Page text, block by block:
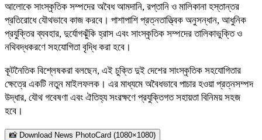
আলোকে সাংস্কৃতিক সম্পদের অবৈধ আমদানি, রপ্তানি ও মালিকানা হস্তান্তর
প্রতিরোধে যৌথভাবে কাজ করবে। পাশাপাশি প্রত্নতাত্ত্বিক অনুসন্ধান, আধুনিক
প্রযুক্তির ব্যবহার, দুর্যোগঝুঁকি হ্রাস এবং সাংস্কৃতিক সম্পদের তালিকাভুক্তি ও
নথিবদ্ধকরণে সহযোগিতা বৃদ্ধি করা হবে।
কূটনৈতিক বিশ্লেষকরা বলছেন, এই চুক্তি দুই দেশের সাংস্কৃতিক সহযোগিতার
ক্ষেত্রে একটি নতুন মাইলফলক। এর মাধ্যমে অবৈধভাবে পাচার হওয়া প্রত্নসম্পদ
উদ্ধার, যৌথ গবেষণা এবং ঐতিহ্য সংরক্ষণে প্রযুক্তিগত সহায়তা বিনিময় সহজ
হবে।
📸 Download News PhotoCard (1080×1080)